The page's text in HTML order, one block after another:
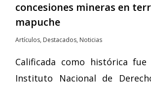
concesiones mineras en
mapuche
Artículos, Destacados, Noticias
Calificada como histórica
Instituto Nacional de